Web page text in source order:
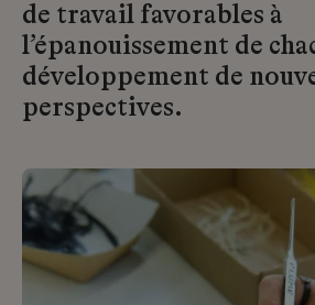
de travail favorables à
l’épanouissement de
développement de
perspectives.